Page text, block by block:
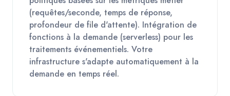
(requêtes/seconde, temps de réponse,
profondeur de file d'attente). Intégration de
fonctions à la demande (serverless) pour les
traitements événementiels. Votre
infrastructure s'adapte automatiquement à la
demande en temps réel.